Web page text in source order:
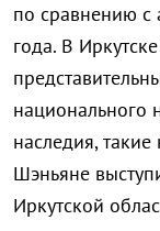
по сравнению
года. В
национального
наследия,
Шэньяне
Иркутской